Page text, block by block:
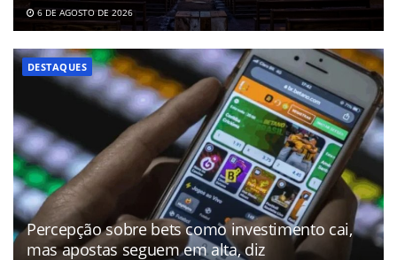
6 DE AGOSTO DE 2026
DESTAQUES
Percepção sobre bets como investimento cai,
mas apostas seguem em alta, diz